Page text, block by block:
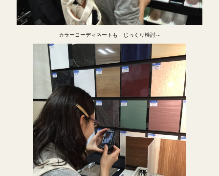
カラーコーディネートも じっくり検討～